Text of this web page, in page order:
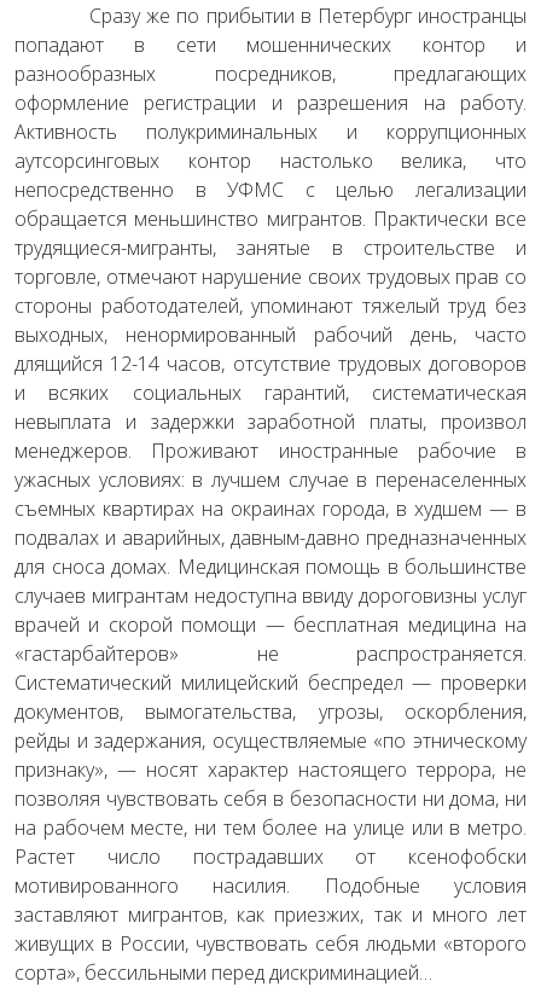
Сразу же по прибытии в Петербург иностранцы
попадают в сети мошеннических контор и
разнообразных посредников, предлагающих
оформление регистрации и разрешения на работу.
Активность полукриминальных и коррупционных
аутсорсинговых контор настолько велика, что
непосредственно в УФМС с целью легализации
обращается меньшинство мигрантов. Практически все
трудящиеся-мигранты, занятые в строительстве и
торговле, отмечают нарушение своих трудовых прав со
стороны работодателей, упоминают тяжелый труд без
выходных, ненормированный рабочий день, часто
длящийся 12-14 часов, отсутствие трудовых договоров
и всяких социальных гарантий, систематическая
невыплата и задержки заработной платы, произвол
менеджеров. Проживают иностранные рабочие в
ужасных условиях: в лучшем случае в перенаселенных
съемных квартирах на окраинах города, в худшем — в
подвалах и аварийных, давным-давно предназначенных
для сноса домах. Медицинская помощь в большинстве
случаев мигрантам недоступна ввиду дороговизны услуг
врачей и скорой помощи — бесплатная медицина на
«гастарбайтеров» не распространяется.
Систематический милицейский беспредел — проверки
документов, вымогательства, угрозы, оскорбления,
рейды и задержания, осуществляемые «по этническому
признаку», — носят характер настоящего террора, не
позволяя чувствовать себя в безопасности ни дома, ни
на рабочем месте, ни тем более на улице или в метро.
Растет число пострадавших от ксенофобски
мотивированного насилия. Подобные условия
заставляют мигрантов, как приезжих, так и много лет
живущих в России, чувствовать себя людьми «второго
сорта», бессильными перед дискриминацией…